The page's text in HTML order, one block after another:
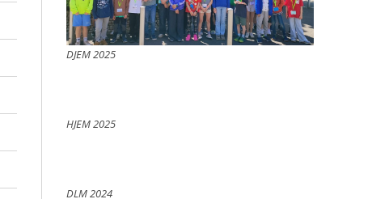
DJEM 2025
HJEM 2025
DLM 2024